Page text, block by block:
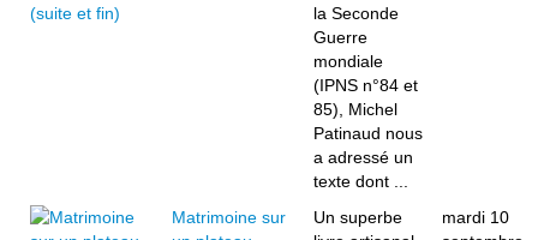
la Seconde
Guerre
mondiale
(IPNS n°84 et
85), Michel
Patinaud nous
a adressé un
texte dont ...
Matrimoine sur
Un superbe
mardi 10